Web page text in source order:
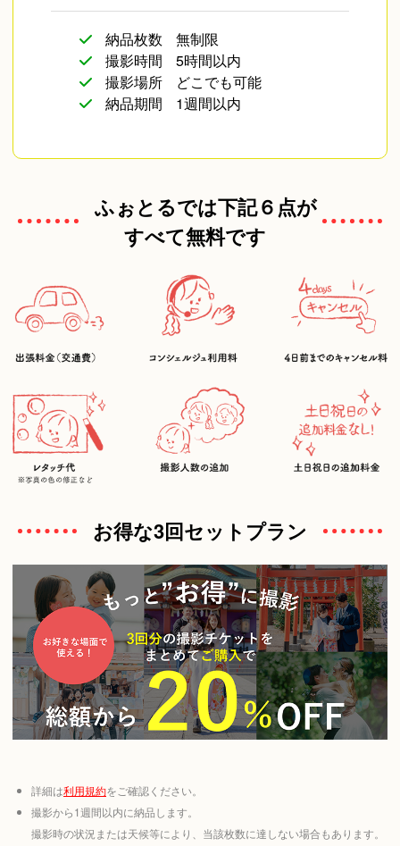
納品枚数
無制限
撮影時間
5時間以内
撮影場所
どこでも可能
納品期間
1週間以内
ふぉとるでは下記６点が
すべて無料です
お得な3回セットプラン
詳細は利用規約をご確認ください。
撮影から1週間以内に納品します。
撮影時の状況または天候等により、当該枚数に達しない場合もあります。